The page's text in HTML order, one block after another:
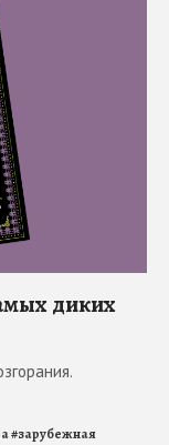
диких
#зарубежная